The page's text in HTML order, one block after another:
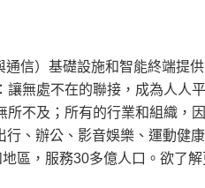
信）基礎設施和智能終端提
無處不在的聯接，成為人人
不及；所有的行業和組織，
、辦公、影音娛樂、運動健
區，服務30多億人口。欲了解